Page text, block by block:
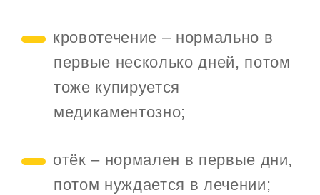
кровотечение – нормально в
первые несколько дней, потом
тоже купируется
медикаментозно;
отёк – нормален в первые дни,
потом нуждается в лечении;